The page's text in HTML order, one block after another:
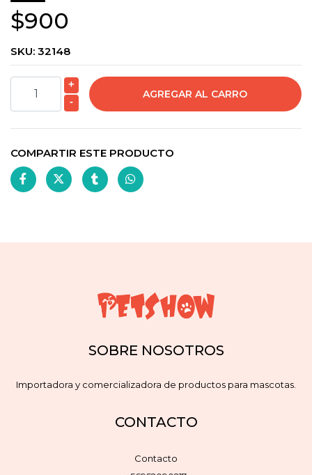
$900
SKU: 32148
+
-
COMPARTIR ESTE PRODUCTO
SOBRE NOSOTROS
Importadora y comercializadora de productos para mascotas.
CONTACTO
Contacto